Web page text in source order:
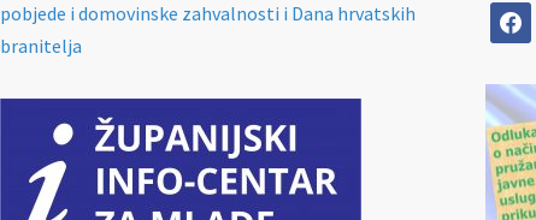
pobjede i domovinske zahvalnosti i Dana hrvatskih
branitelja